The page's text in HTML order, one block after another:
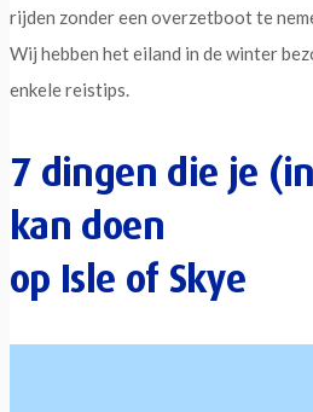
rijden zonder een overzetboot te
Wij hebben het eiland in de winter
enkele reistips.
7 dingen die je
kan doen
op Isle of Skye